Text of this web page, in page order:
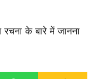
रचना के बारे में जानना